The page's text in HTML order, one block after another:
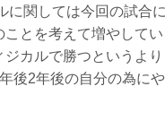
に関しては今回の試合
ことを考えて増やして
ジカルで勝つというよ
後2年後の自分の為に